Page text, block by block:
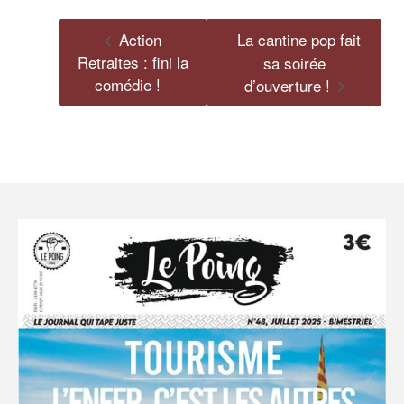
Action
Retraites : fini la
comédie !
La cantine pop fait
sa soirée
d’ouverture !